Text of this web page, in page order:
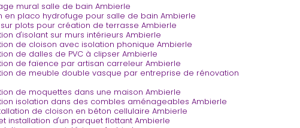
mural salle de bain Ambierle
en placo hydrofuge pour salle de bain Ambierle
plots pour création de terrasse Ambierle
d'isolant sur murs intérieurs Ambierle
de cloison avec isolation phonique Ambierle
de dalles de PVC à clipser Ambierle
de faïence par artisan carreleur Ambierle
de meuble double vasque par entreprise de rénovation
de moquettes dans une maison Ambierle
isolation dans des combles aménageables Ambierle
de cloison en béton cellulaire Ambierle
installation d'un parquet flottant Ambierle